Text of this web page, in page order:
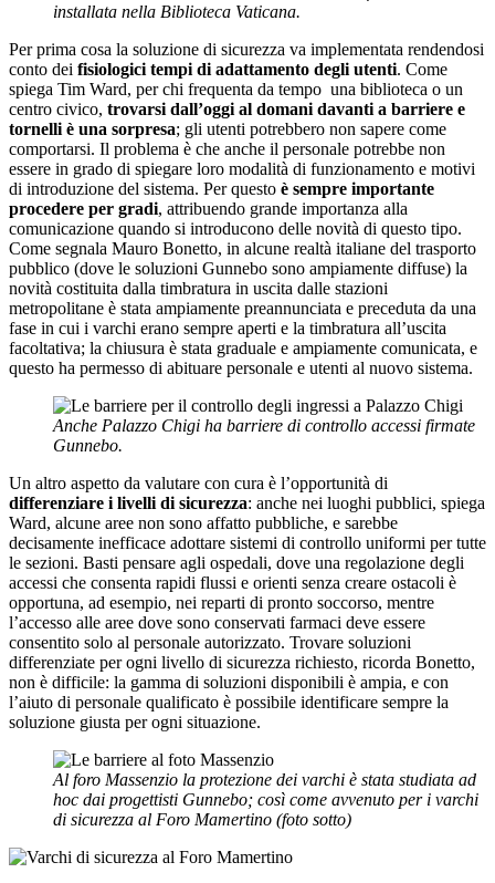
installata nella Biblioteca Vaticana.
Per prima cosa la soluzione di sicurezza va implementata rendendosi
conto dei fisiologici tempi di adattamento degli utenti. Come
spiega Tim Ward, per chi frequenta da tempo una biblioteca o un
centro civico, trovarsi dall’oggi al domani davanti a barriere e
tornelli è una sorpresa; gli utenti potrebbero non sapere come
comportarsi. Il problema è che anche il personale potrebbe non
essere in grado di spiegare loro modalità di funzionamento e motivi
di introduzione del sistema. Per questo è sempre importante
procedere per gradi, attribuendo grande importanza alla
comunicazione quando si introducono delle novità di questo tipo.
Come segnala Mauro Bonetto, in alcune realtà italiane del trasporto
pubblico (dove le soluzioni Gunnebo sono ampiamente diffuse) la
novità costituita dalla timbratura in uscita dalle stazioni
metropolitane è stata ampiamente preannunciata e preceduta da una
fase in cui i varchi erano sempre aperti e la timbratura all’uscita
facoltativa; la chiusura è stata graduale e ampiamente comunicata, e
questo ha permesso di abituare personale e utenti al nuovo sistema.
Anche Palazzo Chigi ha barriere di controllo accessi firmate
Gunnebo.
Un altro aspetto da valutare con cura è l’opportunità di
differenziare i livelli di sicurezza: anche nei luoghi pubblici, spiega
Ward, alcune aree non sono affatto pubbliche, e sarebbe
decisamente inefficace adottare sistemi di controllo uniformi per tutte
le sezioni. Basti pensare agli ospedali, dove una regolazione degli
accessi che consenta rapidi flussi e orienti senza creare ostacoli è
opportuna, ad esempio, nei reparti di pronto soccorso, mentre
l’accesso alle aree dove sono conservati farmaci deve essere
consentito solo al personale autorizzato. Trovare soluzioni
differenziate per ogni livello di sicurezza richiesto, ricorda Bonetto,
non è difficile: la gamma di soluzioni disponibili è ampia, e con
l’aiuto di personale qualificato è possibile identificare sempre la
soluzione giusta per ogni situazione.
Al foro Massenzio la protezione dei varchi è stata studiata ad
hoc dai progettisti Gunnebo; così come avvenuto per i varchi
di sicurezza al Foro Mamertino (foto sotto)